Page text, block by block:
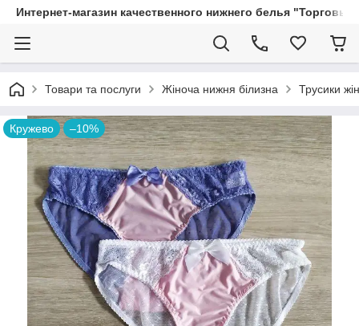
Интернет-магазин качественного нижнего белья
Товари та послуги Жіноча нижня білизна Трусики
Кружево –10%